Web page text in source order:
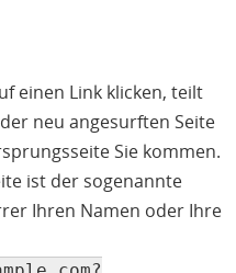
einen Link klicken, teilt
neu angesurften Seite
Sie kommen.
ist der sogenannte
Ihren Namen oder Ihre